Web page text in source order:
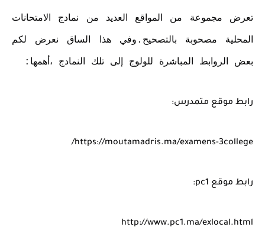
تعرض مجموعة من المواقع العديد من نمادج الامتحانات
المحلية مصحوبة بالتصحيح.وفي هذا الساق نعرض لكم
بعض الروابط المباشرة للولوج إلى تلك النمادج ،أهمها:
رابط موقع متمدرس:
https://moutamadris.ma/examens-3college/
رابط موقع pc1:
http://www.pc1.ma/exlocal.html